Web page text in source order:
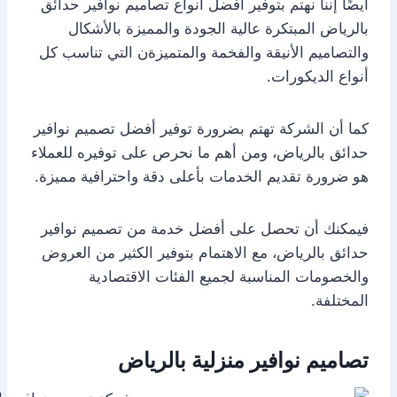
أيضًا إننا نهتم بتوفير أفضل أنواع تصاميم نوافير حدائق
بالرياض المبتكرة عالية الجودة والمميزة بالأشكال
والتصاميم الأنيقة والفخمة والمتميزةن التي تناسب كل
أنواع الديكورات.
كما أن الشركة تهتم بضرورة توفير أفضل تصميم نوافير
حدائق بالرياض، ومن أهم ما نحرص على توفيره للعملاء
هو ضرورة تقديم الخدمات بأعلى دقة واحترافية مميزة.
فيمكنك أن تحصل على أفضل خدمة من تصميم نوافير
حدائق بالرياض، مع الاهتمام بتوفير الكثير من العروض
والخصومات المناسبة لجميع الفئات الاقتصادية
المختلفة.
تصاميم نوافير منزلية بالرياض